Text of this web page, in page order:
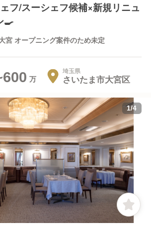
フ/スーシェフ候補×新規リニュ
🍳
宮 オープニング案件のため未定
埼玉県
さいたま市大宮区
1/4